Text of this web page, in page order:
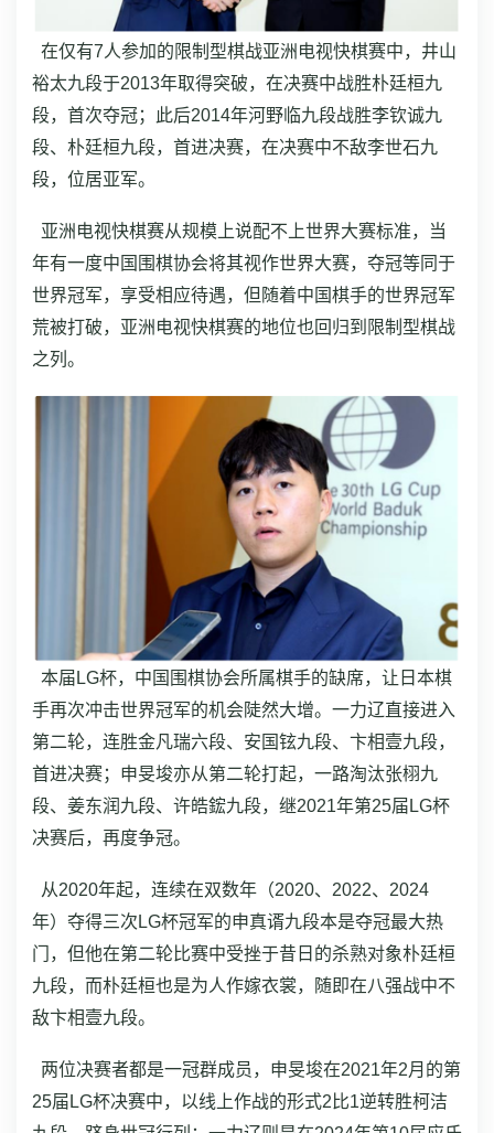
在仅有7人参加的限制型棋战亚洲电视快棋赛中，井山
裕太九段于2013年取得突破，在决赛中战胜朴廷桓九
段，首次夺冠；此后2014年河野临九段战胜李钦诚九
段、朴廷桓九段，首进决赛，在决赛中不敌李世石九
段，位居亚军。
亚洲电视快棋赛从规模上说配不上世界大赛标准，当
年有一度中国围棋协会将其视作世界大赛，夺冠等同于
世界冠军，享受相应待遇，但随着中国棋手的世界冠军
荒被打破，亚洲电视快棋赛的地位也回归到限制型棋战
之列。
本届LG杯，中国围棋协会所属棋手的缺席，让日本棋
手再次冲击世界冠军的机会陡然大增。一力辽直接进入
第二轮，连胜金凡瑞六段、安国铉九段、卞相壹九段，
首进决赛；申旻埈亦从第二轮打起，一路淘汰张栩九
段、姜东润九段、许皓鋐九段，继2021年第25届LG杯
决赛后，再度争冠。
从2020年起，连续在双数年（2020、2022、2024
年）夺得三次LG杯冠军的申真谞九段本是夺冠最大热
门，但他在第二轮比赛中受挫于昔日的杀熟对象朴廷桓
九段，而朴廷桓也是为人作嫁衣裳，随即在八强战中不
敌卞相壹九段。
两位决赛者都是一冠群成员，申旻埈在2021年2月的第
25届LG杯决赛中，以线上作战的形式2比1逆转胜柯洁